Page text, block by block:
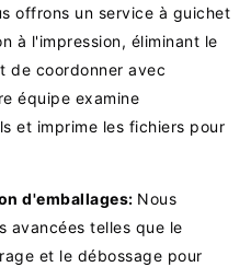
offrons un service à guichet
à l'impression, éliminant le
de coordonner avec
équipe examine
et imprime les fichiers pour
d'emballages: Nous
avancées telles que le
et le débossage pour